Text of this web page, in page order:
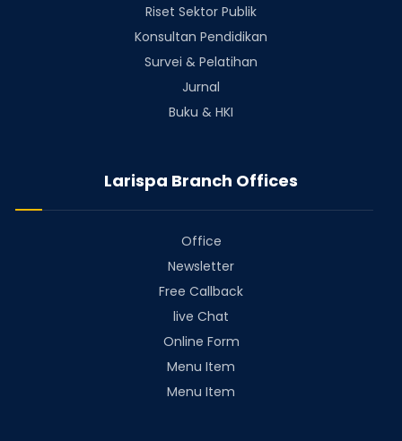
Riset Sektor Publik
Konsultan Pendidikan
Survei & Pelatihan
Jurnal
Buku & HKI
Larispa Branch Offices
Office
Newsletter
Free Callback
live Chat
Online Form
Menu Item
Menu Item